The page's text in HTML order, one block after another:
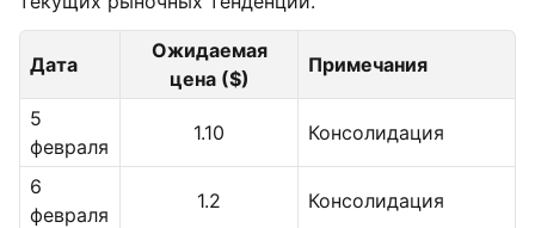
Дата
Ожидаемая
цена ($)
Примечания
5
февраля
1.10 Консолидация
6
февраля
1.2 Консолидация